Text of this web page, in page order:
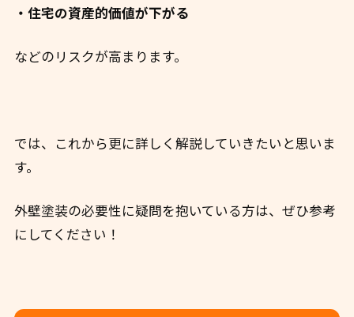
・住宅の資産的価値が下がる
などのリスクが高まります。
では、これから更に詳しく解説していきたいと思いま
す。
外壁塗装の必要性に疑問を抱いている方は、ぜひ参考
にしてください！